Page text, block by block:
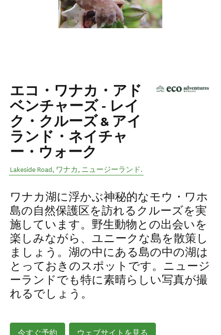
エコ・ワナカ・アド
ベンチャーズ - レイ
ク・クルーズ & アイ
ランド・ネイチャ
ー・ウォーク
Lakeside Road, ワナカ, ニュージーランド.
ワナカ湖に浮かぶ神秘的なモウ・ワホ
島の自然保護区を訪れるクルーズを実
施しています。野生動物との出会いを
楽しみながら、ユニークな島を散策し
ましょう。湖の中にある島の中の湖は
とっておきのスポットです。ニュージ
ーランドでも特に素晴らしい写真が撮
れるでしょう。
今すぐ予約 ウェブサイトを見る